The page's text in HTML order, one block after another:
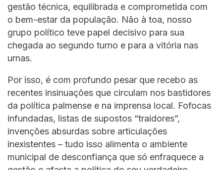
gestão técnica, equilibrada e comprometida com
o bem-estar da população. Não à toa, nosso
grupo político teve papel decisivo para sua
chegada ao segundo turno e para a vitória nas
urnas.
Por isso, é com profundo pesar que recebo as
recentes insinuações que circulam nos bastidores
da política palmense e na imprensa local. Fofocas
infundadas, listas de supostos “traidores”,
invenções absurdas sobre articulações
inexistentes – tudo isso alimenta o ambiente
municipal de desconfiança que só enfraquece a